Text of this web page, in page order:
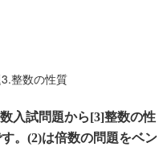
整数の性質
入試問題から[3]整数の性
。(2)は倍数の問題をベン